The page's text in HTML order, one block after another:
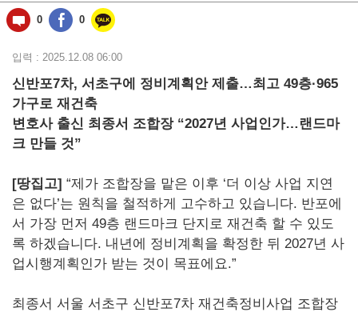
동)
0 0
입력 : 2025.12.08 06:00
신반포7차, 서초구에 정비계획안 제출…최고 49층·965
가구로 재건축
변호사 출신 최종서 조합장 “2027년 사업인가…랜드마
크 만들 것”
[땅집고] “제가 조합장을 맡은 이후 ‘더 이상 사업 지연
은 없다’는 원칙을 철적하게 고수하고 있습니다. 반포에
서 가장 먼저 49층 랜드마크 단지로 재건축 할 수 있도
록 하겠습니다. 내년에 정비계획을 확정한 뒤 2027년 사
업시행계획인가 받는 것이 목표에요.”
최종서 서울 서초구 신반포7차 재건축정비사업 조합장